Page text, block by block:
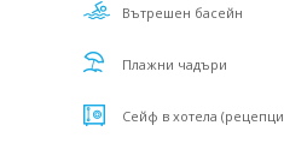
Вътрешен басейн
Плажни чадъри
Сейф в хотела